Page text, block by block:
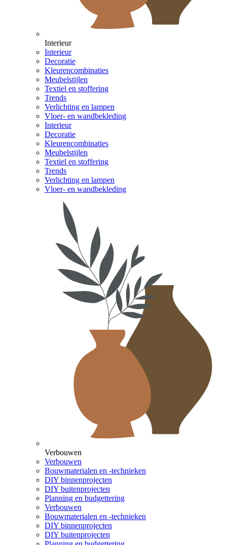
Interieur
Interieur
Decoratie
Kleurencombinaties
Meubelstijlen
Textiel en stoffering
Trends
Verlichting en lampen
Vloer- en wandbekleding
Interieur
Decoratie
Kleurencombinaties
Meubelstijlen
Textiel en stoffering
Trends
Verlichting en lampen
Vloer- en wandbekleding
Verbouwen
Verbouwen
Bouwmaterialen en -technieken
DIY binnenprojecten
DIY buitenprojecten
Planning en budgettering
Verbouwen
Bouwmaterialen en -technieken
DIY binnenprojecten
DIY buitenprojecten